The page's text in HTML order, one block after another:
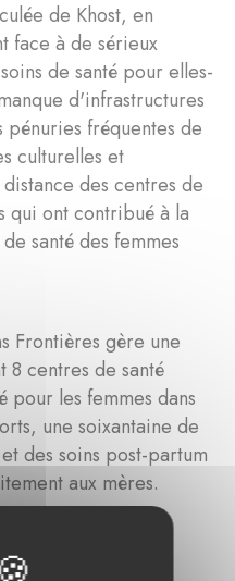
de Khost, en
face à de sérieux
de santé pour elles-
d'infrastructures
fréquentes de
culturelles et
des centres de
qui ont contribué à la
santé des femmes
Frontières gère une
8 centres de santé
pour les femmes dans
une soixantaine de
des soins post-partum
aux mères.
a engagé un